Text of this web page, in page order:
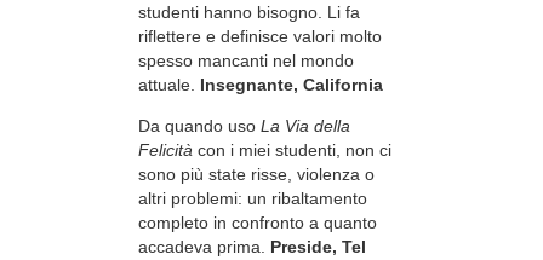
studenti hanno bisogno. Li fa
riflettere e definisce valori molto
spesso mancanti nel mondo
attuale. Insegnante, California
Da quando uso La Via della
Felicità con i miei studenti, non ci
sono più state risse, violenza o
altri problemi: un ribaltamento
completo in confronto a quanto
accadeva prima. Preside, Tel